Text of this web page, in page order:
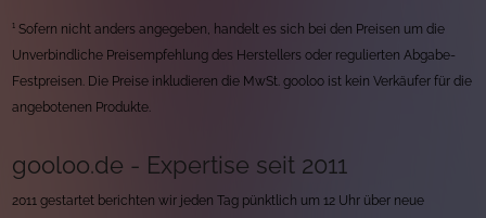
¹ Sofern nicht anders angegeben, handelt es sich bei den Preisen um die
Unverbindliche Preisempfehlung des Herstellers oder regulierten Abgabe-
Festpreisen. Die Preise inkludieren die MwSt. gooloo ist kein Verkäufer für die
angebotenen Produkte.
gooloo.de - Expertise seit 2011
2011 gestartet berichten wir jeden Tag pünktlich um 12 Uhr über neue